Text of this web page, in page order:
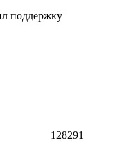
поддержку
128291